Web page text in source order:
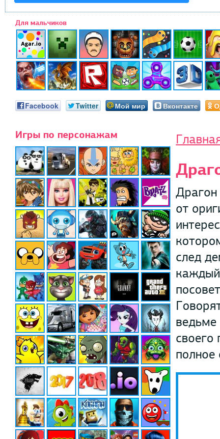
Для мальчиков
Facebook Twitter Мой мир Вконтакте
Игры по персонажам
от
след
каждый
ведьме
своего
полное